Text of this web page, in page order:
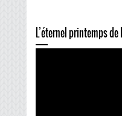
L’éternel printemps de